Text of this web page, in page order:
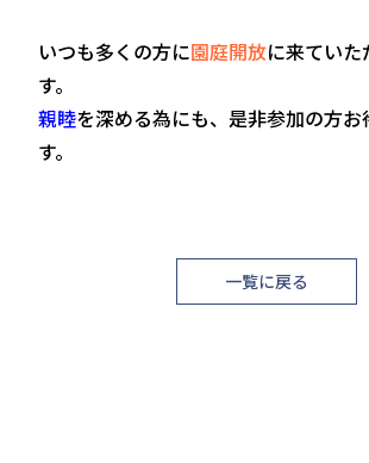
いつも多くの方に園庭開放に来ていた
す。
親睦を深める為にも、是非参加の方お
す。
一覧に戻る